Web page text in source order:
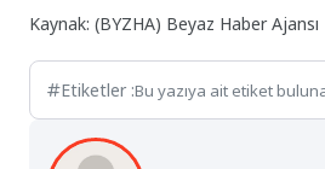
Kaynak: (BYZHA) Beyaz Haber Ajansı
Etiketler :Bu yazıya ait etiket